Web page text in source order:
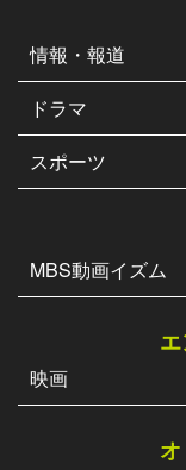
情報・報道
ドラマ
スポーツ
MBS動画イズム
映画